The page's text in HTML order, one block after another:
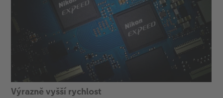
Výrazně vyšší rychlost